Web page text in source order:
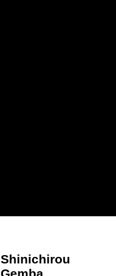
Shinichirou
Gemba